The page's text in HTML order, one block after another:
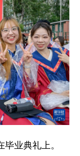
业典礼上。